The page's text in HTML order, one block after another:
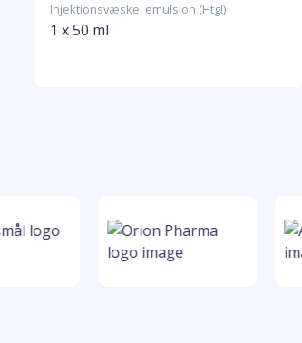
Injektionsvæske, emulsion (Htgl)
1 x 50 ml